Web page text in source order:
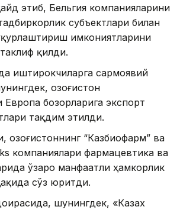
этиб, Бельгия компанияларини
субъектлари билан
имкониятларини
қилди.
иштирокчиларга сармоявий
Қозоғистон
Европа бозорларига экспорт
тақдим этилди.
Қозоғистоннинг “Казбиофарм” ва
компаниялари фармацевтика ва
ўзаро манфаатли ҳамкорлик
сўз юритди.
шунингдек, «Казах